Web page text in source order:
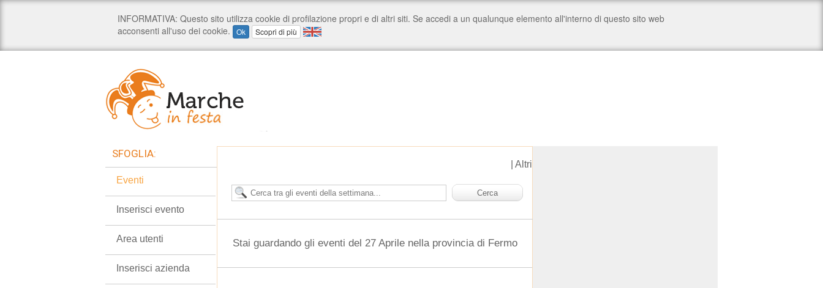
Altri
Stai guardando gli eventi del 27 Aprile nella provincia di Fermo
SFOGLIA:
Eventi
Inserisci evento
Area utenti
Inserisci azienda